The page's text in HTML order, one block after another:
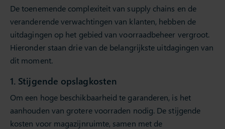
De toenemende complexiteit van supply chains en de
veranderende verwachtingen van klanten, hebben de
uitdagingen op het gebied van voorraadbeheer vergroot.
Hieronder staan drie van de belangrijkste uitdagingen van
dit moment.
1. Stijgende opslagkosten
Om een hoge beschikbaarheid te garanderen, is het
aanhouden van grotere voorraden nodig. De stijgende
kosten voor magazijnruimte, samen met de